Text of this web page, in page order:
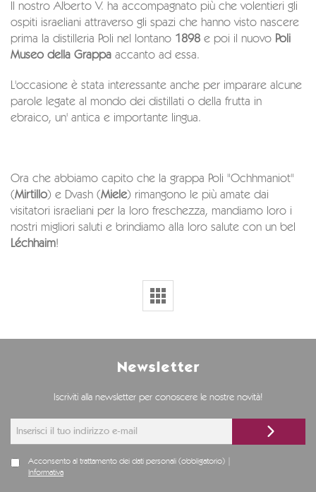
Il nostro Alberto V. ha accompagnato più che volentieri gli
ospiti israeliani attraverso gli spazi che hanno visto nascere
prima la distilleria Poli nel lontano 1898 e poi il nuovo Poli
Museo della Grappa accanto ad essa.
L'occasione è stata interessante anche per imparare alcune
parole legate al mondo dei distillati o della frutta in
ebraico, un' antica e importante lingua.
Ora che abbiamo capito che la grappa Poli "Ochhmaniot"
(Mirtillo) e Dvash (Miele) rimangono le più amate dai
visitatori israeliani per la loro freschezza, mandiamo loro i
nostri migliori saluti e brindiamo alla loro salute con un bel
Léchhaim!
Newsletter
Iscriviti alla newsletter per conoscere le nostre novità!
Acconsento al trattamento dei dati personali (obbligatorio) |
Informativa